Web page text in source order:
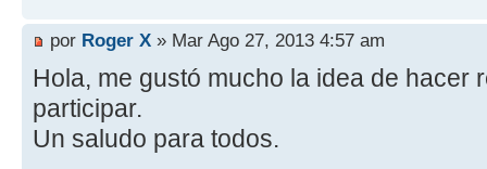
por Roger X » Mar Ago 27, 2013 4:57 am
Hola, me gustó mucho la idea de hacer
participar.
Un saludo para todos.